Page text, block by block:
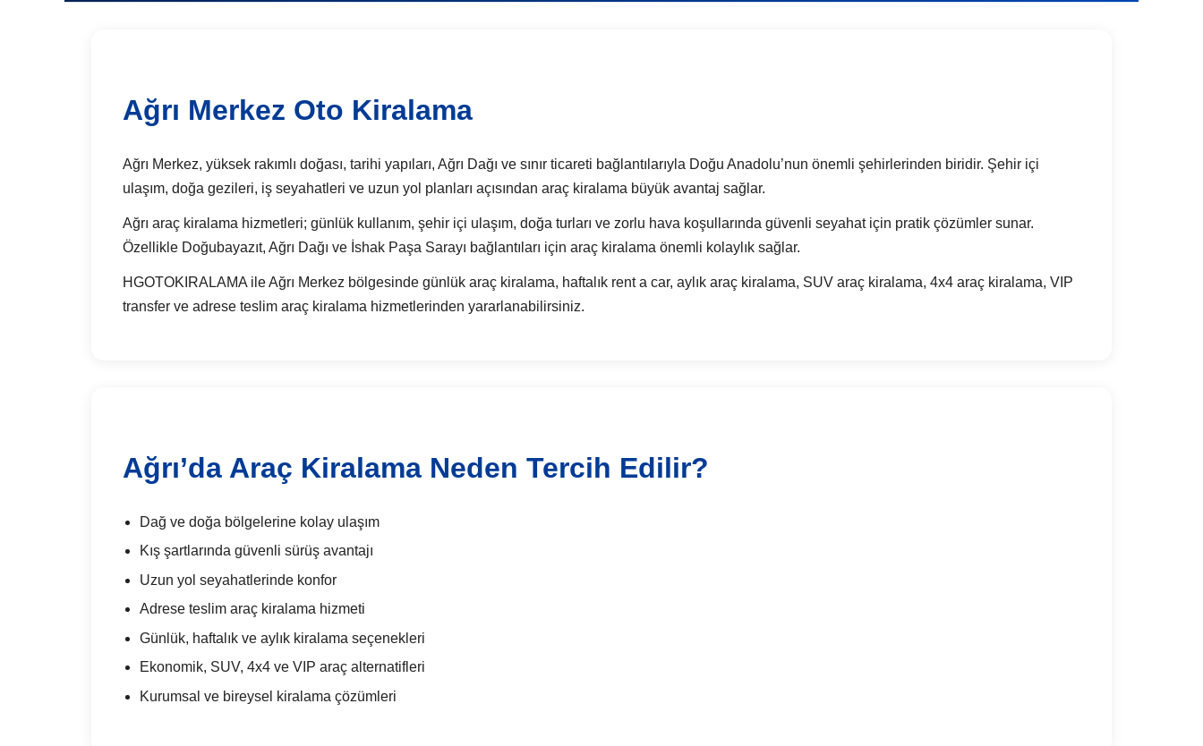
Ağrı Merkez Oto Kiralama
Ağrı Merkez, yüksek rakımlı doğası, tarihi yapıları, Ağrı Dağı ve sınır ticareti bağlantılarıyla Doğu Anadolu’nun önemli şehirlerinden biridir. Şehir içi
ulaşım, doğa gezileri, iş seyahatleri ve uzun yol planları açısından araç kiralama büyük avantaj sağlar.
Ağrı araç kiralama hizmetleri; günlük kullanım, şehir içi ulaşım, doğa turları ve zorlu hava koşullarında güvenli seyahat için pratik çözümler sunar.
Özellikle Doğubayazıt, Ağrı Dağı ve İshak Paşa Sarayı bağlantıları için araç kiralama önemli kolaylık sağlar.
HGOTOKIRALAMA ile Ağrı Merkez bölgesinde günlük araç kiralama, haftalık rent a car, aylık araç kiralama, SUV araç kiralama, 4x4 araç kiralama, VIP
transfer ve adrese teslim araç kiralama hizmetlerinden yararlanabilirsiniz.
Ağrı’da Araç Kiralama Neden Tercih Edilir?
Dağ ve doğa bölgelerine kolay ulaşım
Kış şartlarında güvenli sürüş avantajı
Uzun yol seyahatlerinde konfor
Adrese teslim araç kiralama hizmeti
Günlük, haftalık ve aylık kiralama seçenekleri
Ekonomik, SUV, 4x4 ve VIP araç alternatifleri
Kurumsal ve bireysel kiralama çözümleri